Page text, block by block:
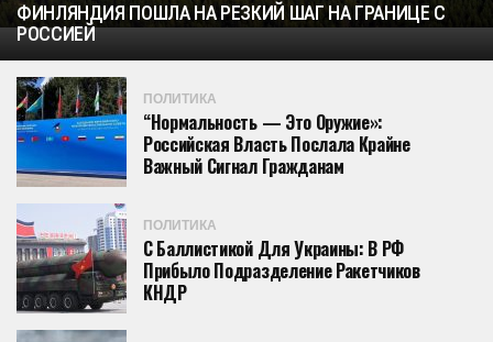
ФИНЛЯНДИЯ ПОШЛА НА РЕЗКИЙ ШАГ НА ГРАНИЦЕ С
РОССИЕЙ
ПОЛИТИКА
“Нормальность — Это Оружие»:
Российская Власть Послала Крайне
Важный Сигнал Гражданам
ПОЛИТИКА
С Баллистикой Для Украины: В РФ
Прибыло Подразделение Ракетчиков
КНДР